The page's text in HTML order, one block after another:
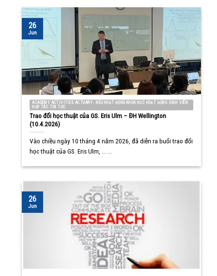
ACADEMY ACTIVITIES ACTUARY - NEU HOẠT ĐỘNG KHOA HỌC HOẠT ĐỘNG SINH VIÊN
HỢP TÁC TIN TỨC
Trao đổi học thuật của GS. Eris Ulm – ĐH Wellington
(10.4.2026)
Vào chiều ngày 10 tháng 4 năm 2026, đã diễn ra buổi trao đổi
học thuật của GS. Eris Ulm, ... ...
26
Jun
26
Jun